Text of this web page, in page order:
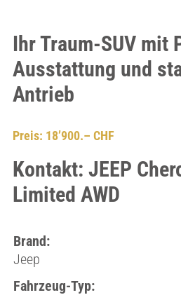
Ihr Traum-SUV mit
Ausstattung und
Antrieb
Preis: 18’900.– CHF
Kontakt: JEEP
Limited AWD
Brand:
Jeep
Fahrzeug-Typ: